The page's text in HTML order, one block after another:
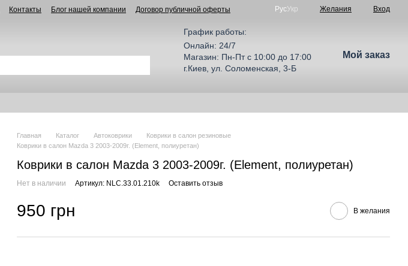
Контакты Блог нашей компании Договор публичной оферты РусУкр Желания Вход
График работы:
Онлайн: 24/7
Магазин: Пн-Пт с 10:00 до 17:00
г.Киев, ул. Соломенская, 3-Б
Мой заказ
Главная Каталог Автоковрики
Коврики в салон резиновые
Коврики в салон Mazda 3 2003-2009г. (Element, полиуретан)
Коврики в салон Mazda 3 2003-2009г. (Element, полиуретан)
Нет в наличии Артикул: NLC.33.01.210k Оставить отзыв
950 грн В желания